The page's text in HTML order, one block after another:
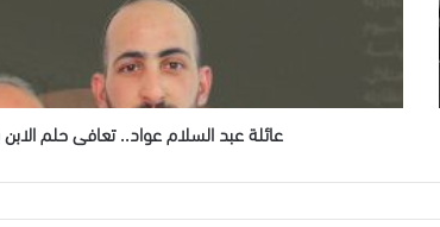
عائلة عبد السلام عواد.. تعافى حلم